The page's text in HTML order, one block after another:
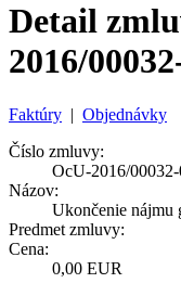
Detail
2016/
Faktúry | Objednávky
Číslo zmluvy:
OcU-2016/
Názov:
Ukončenie nájmu
Predmet zmluvy:
Cena:
0,00 EUR